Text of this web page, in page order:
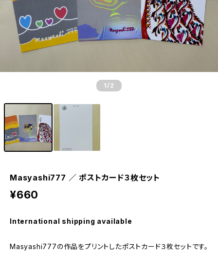
1 /2
Masyashi777 ／ ポストカード３枚セット
¥660
International shipping available
Masyashi777の作品をプリントしたポストカード３枚セットです。